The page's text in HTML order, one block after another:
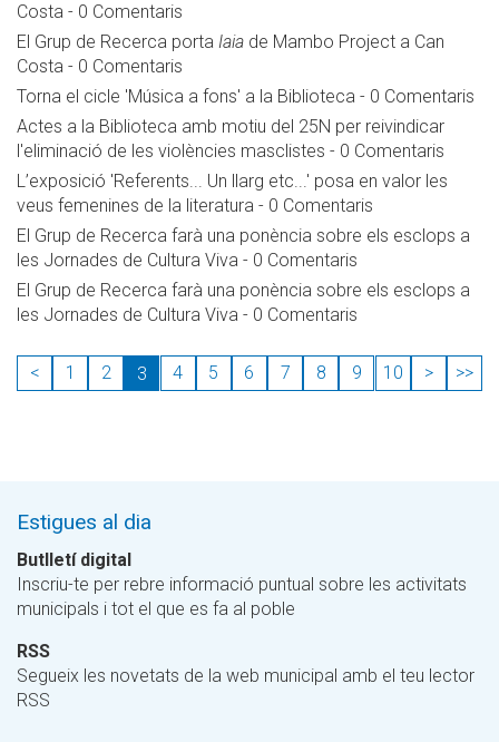
Costa - 0 Comentaris
El Grup de Recerca porta Iaia de Mambo Project a Can
Costa - 0 Comentaris
Torna el cicle 'Música a fons' a la Biblioteca - 0 Comentaris
Actes a la Biblioteca amb motiu del 25N per reivindicar
l'eliminació de les violències masclistes - 0 Comentaris
L’exposició 'Referents... Un llarg etc...' posa en valor les
veus femenines de la literatura - 0 Comentaris
El Grup de Recerca farà una ponència sobre els esclops a
les Jornades de Cultura Viva - 0 Comentaris
El Grup de Recerca farà una ponència sobre els esclops a
les Jornades de Cultura Viva - 0 Comentaris
< 1 2 3 4 5 6 7 8 9 10 > >>
Estigues al dia
Butlletí digital
Inscriu-te per rebre informació puntual sobre les activitats
municipals i tot el que es fa al poble
RSS
Segueix les novetats de la web municipal amb el teu lector
RSS